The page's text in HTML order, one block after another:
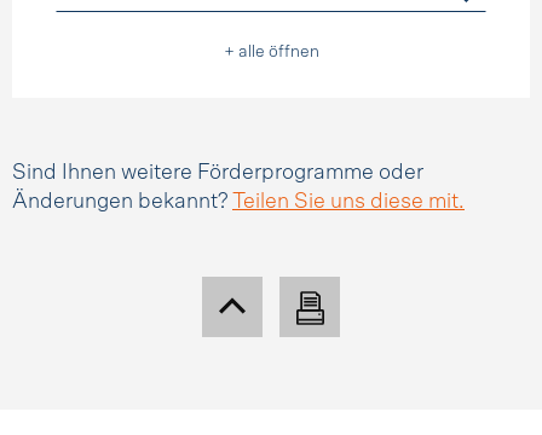
+ alle öffnen
Sind Ihnen weitere Förderprogramme oder
Änderungen bekannt?
Teilen Sie uns diese mit.